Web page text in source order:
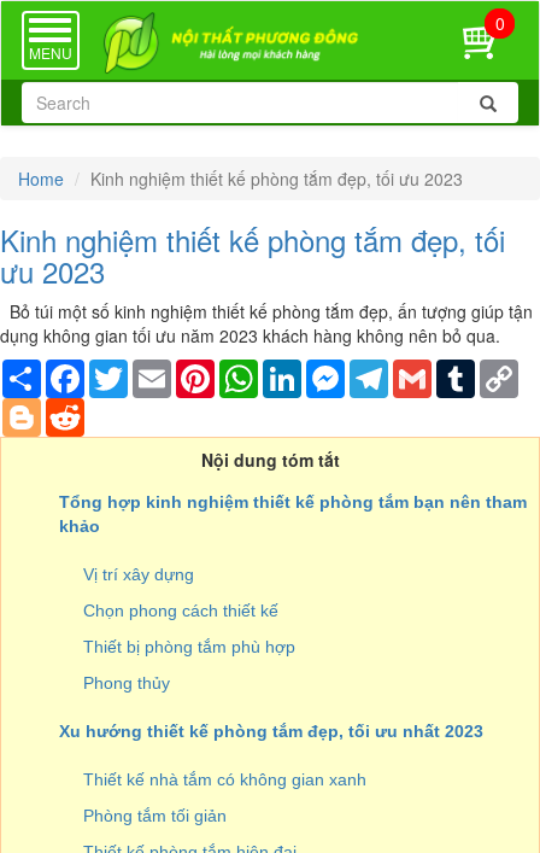
TOGGLE
NAVIGATION
MENU
0
Home Kinh nghiệm thiết kế phòng tắm đẹp, tối ưu 2023
Kinh nghiệm thiết kế phòng tắm đẹp, tối
ưu 2023
Bỏ túi một số kinh nghiệm thiết kế phòng tắm đẹp, ấn tượng giúp tận
dụng không gian tối ưu năm 2023 khách hàng không nên bỏ qua.
Share Facebook
TwitterEmail PinterestWhatsAppLinkedInMessengerTelegram
Gmail Tumblr
Blogger
Nội dung tóm tắt
Tổng hợp kinh nghiệm thiết kế phòng tắm bạn nên tham
khảo
Vị trí xây dựng
Chọn phong cách thiết kế
Thiết bị phòng tắm phù hợp
Phong thủy
Xu hướng thiết kế phòng tắm đẹp, tối ưu nhất 2023
Thiết kế nhà tắm có không gian xanh
Phòng tắm tối giản